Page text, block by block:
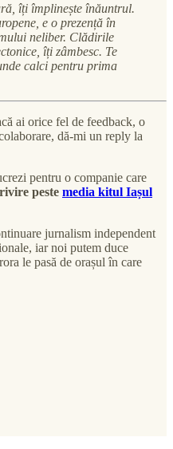
îți împlinește înăuntrul.
e o prezență în
neliber. Clădirile
îți zâmbesc. Te
calci pentru prima
ai orice fel de feedback, o
dă-mi un reply la
pentru o companie care
peste media kitul Iașul
jurnalism independent
iar noi putem duce
le pasă de orașul în care